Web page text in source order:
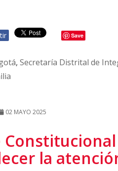
Save
, Secretaría Distrital de
02 MAYO 2025
la